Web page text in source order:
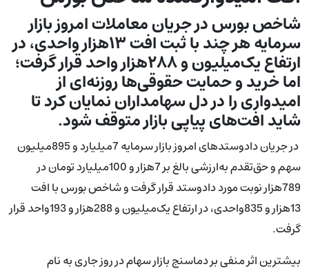
شاخص بورس در جریان معاملات امروز بازار
سرمایه هر چند با ثبت افت ۱۳هزار واحدی، در
ارتفاع یک‌میلیون و ۲۸۸هزار واحد قرار گرفت؛
اما خرید و حمایت حقوقی‌ها روزنه‌ای از
امیدواری را در دل سهامداران نمایان کرد تا
شاید افت‌های پیاپی بازار متوقف شود.
در جریان دادوستدهای امروز بازار سرمایه 7میلیارد و 895میلیون
سهم و حق‌تقدم به‌ارزشی بالغ بر 7هزار و 100میلیارد تومان در
789هزار نوبت مورد دادوستد قرار گرفت و شاخص بورس با افت
13هزار و 835واحدی، در ارتفاع یک‌میلیون و 288هزار و 193واحد قرار
گرفت.
بیشترین اثر منفی بر دماسنج بازار سهام در روز جاری به نام